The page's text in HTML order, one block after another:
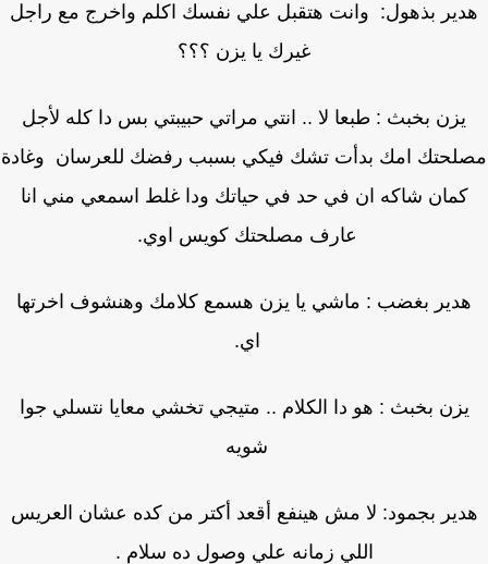
بذهول: وانت هتقبل علي نفسك اكلم واخرج مع راجل
غيرك يا يزن ؟؟؟
يزن بخبث : طبعا لا .. انتي مراتي حبيبتي بس دا كله لأجل
امك بدأت تشك فيكي بسبب رفضك للعرسان وغادة
كمان شاكه ان في حد في حياتك ودا غلط اسمعي مني انا
عارف مصلحتك كويس اوي.
بغضب : ماشي يا يزن هسمع كلامك وهنشوف اخرتها
اي.
يزن بخبث : هو دا الكلام .. متيجي تخشي معايا نتسلي جوا
شويه
بجمود: لا مش هينفع أقعد أكتر من كده عشان العريس
اللي زمانه علي وصول ده سلام .